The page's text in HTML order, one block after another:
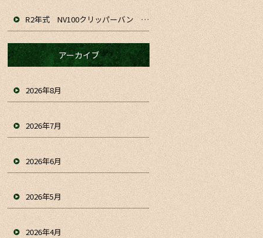
R2年式 NV100クリッパーバン ☆HBD-DR17V☆ 入庫&仕上がりました！！ お仕事や趣味、普段のお車にいかがでしょうか☆
アーカイブ
2026年8月
2026年7月
2026年6月
2026年5月
2026年4月